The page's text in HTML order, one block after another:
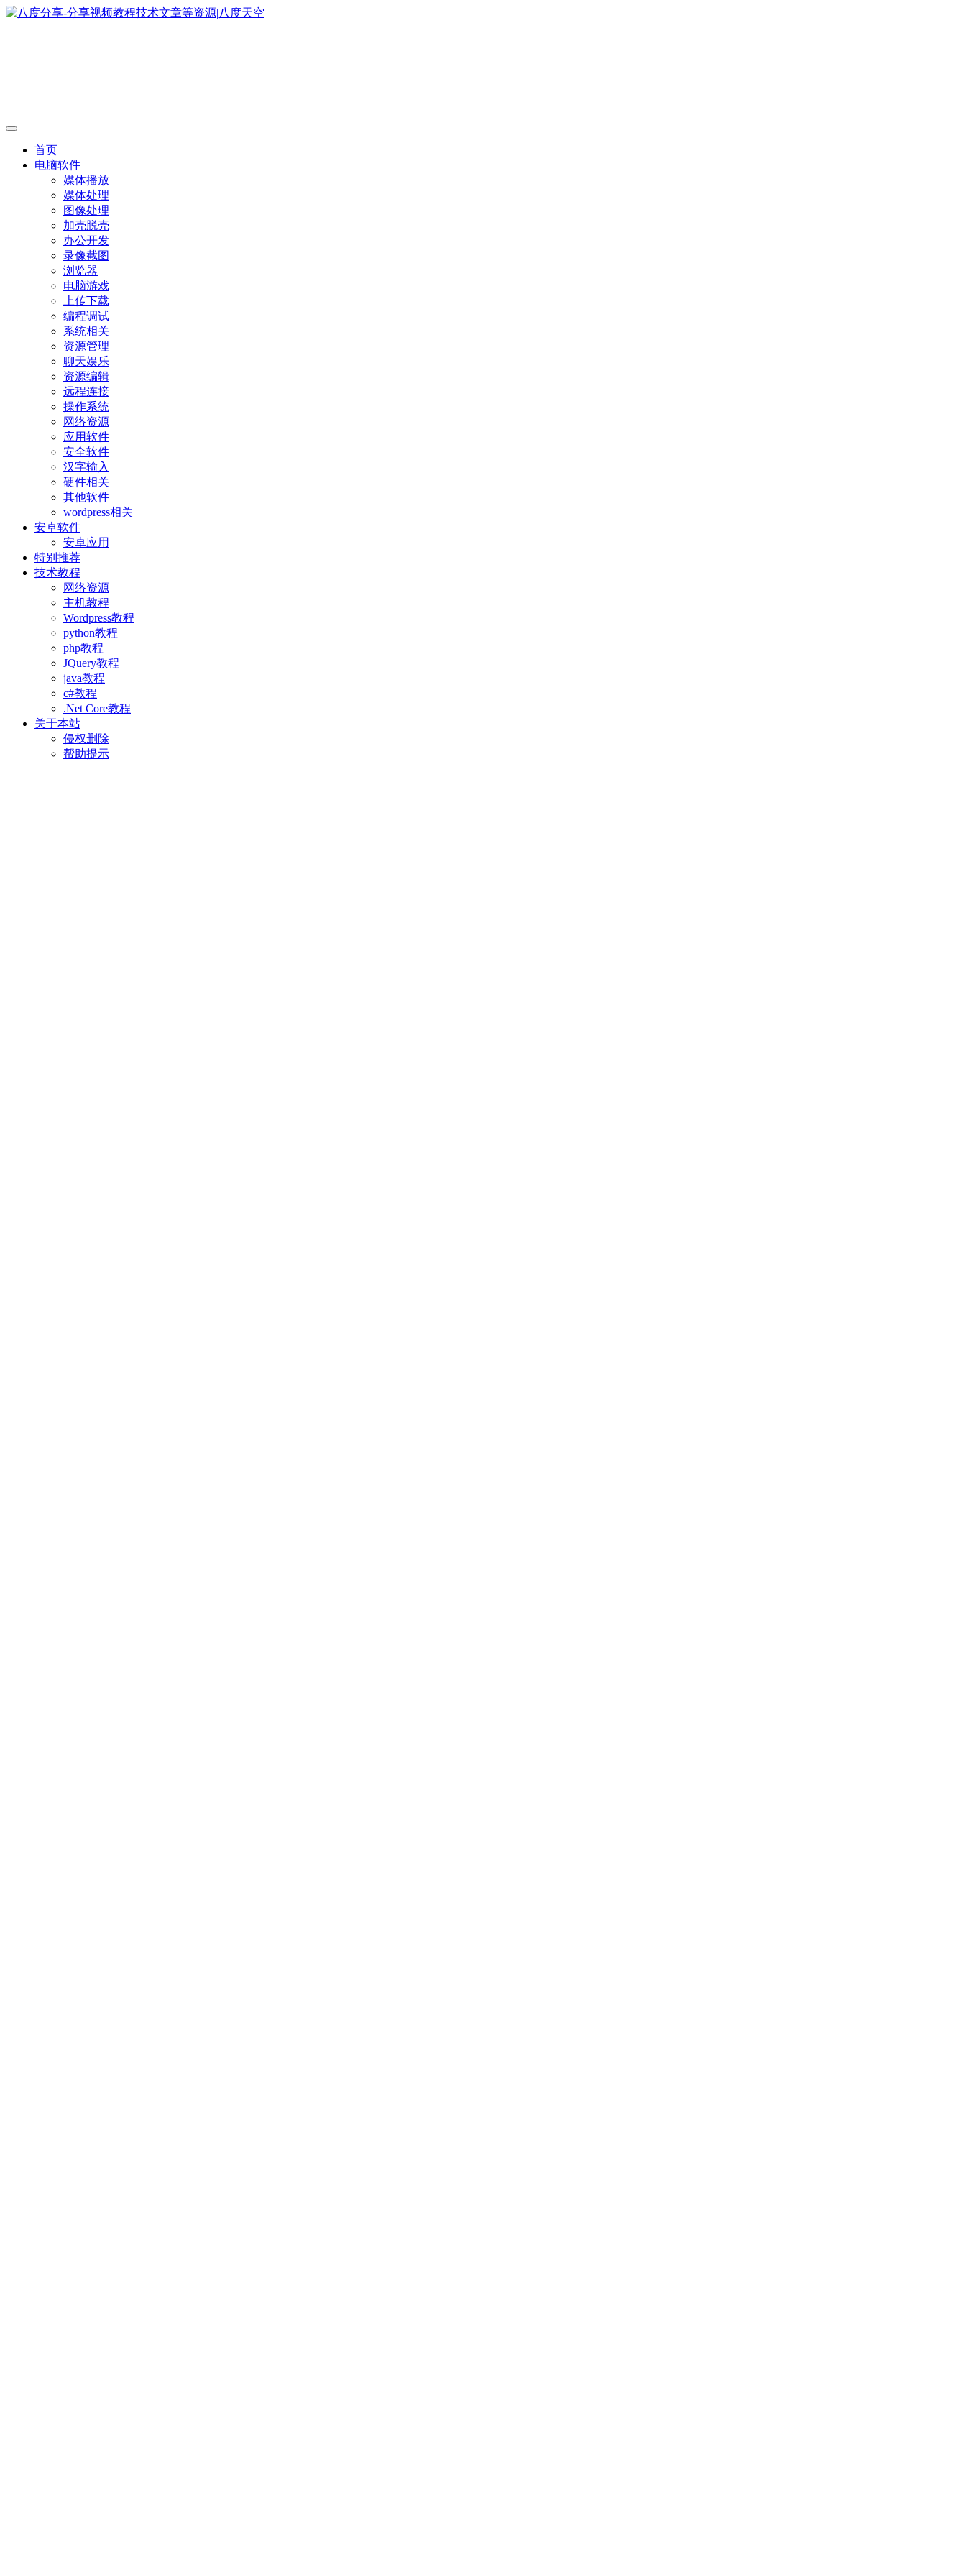
首页
电脑软件
媒体播放
媒体处理
图像处理
加壳脱壳
办公开发
录像截图
浏览器
电脑游戏
上传下载
编程调试
系统相关
资源管理
聊天娱乐
资源编辑
远程连接
操作系统
网络资源
应用软件
安全软件
汉字输入
硬件相关
其他软件
wordpress相关
安卓软件
安卓应用
特别推荐
技术教程
网络资源
主机教程
Wordpress教程
python教程
php教程
JQuery教程
java教程
c#教程
.Net Core教程
关于本站
侵权删除
帮助提示